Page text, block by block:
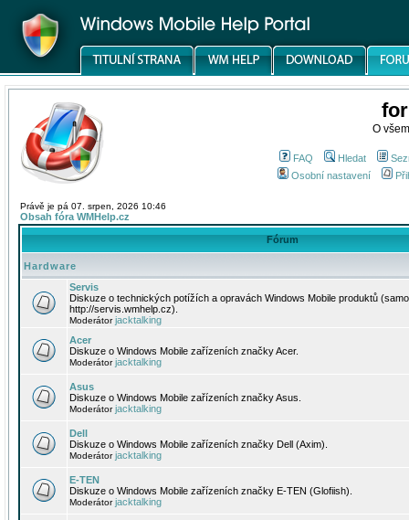
O
FAQ Hledat
Osobní nastavení
Právě je pá 07. srpen, 2026 10:46
Obsah fóra WMHelp.cz
Fórum
Hardware
Servis
Diskuze o technických potížích a opravách Windows Mobile produktů
http://servis.wmhelp.cz).
Moderátorjacktalking
Acer
Diskuze o Windows Mobile zařízeních značky Acer.
Moderátorjacktalking
Asus
Diskuze o Windows Mobile zařízeních značky Asus.
Moderátorjacktalking
Dell
Diskuze o Windows Mobile zařízeních značky Dell (Axim).
Moderátorjacktalking
E-TEN
Diskuze o Windows Mobile zařízeních značky E-TEN (Glofiish).
Moderátorjacktalking